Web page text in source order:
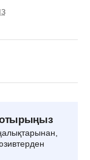
отырыңыз